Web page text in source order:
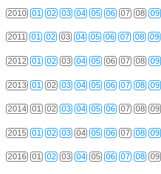
2010 01 02 03 04 05 06 07 08 09
2011 01 02 03 04 05 06 07 08 09
2012 01 02 03 04 05 06 07 08 09
2013 01 02 03 04 05 06 07 08 09
2014 01 02 03 04 05 06 07 08 09
2015 01 02 03 04 05 06 07 08 09
2016 01 02 03 04 05 06 07 08 09